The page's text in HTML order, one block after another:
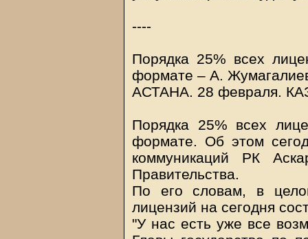
----
Порядка 25% всех
формате – А.
АСТАНА. 28 февраля.
Порядка 25% всех
формате. Об этом
коммуникаций РК
Правительства.
По его словам, в
лицензий на сегодня
"У нас есть уже все